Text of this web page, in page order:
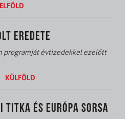
EREDETE
programját évtizedekkel ezelőtt
KÜLFÖLD
TITKA ÉS EURÓPA SORSA